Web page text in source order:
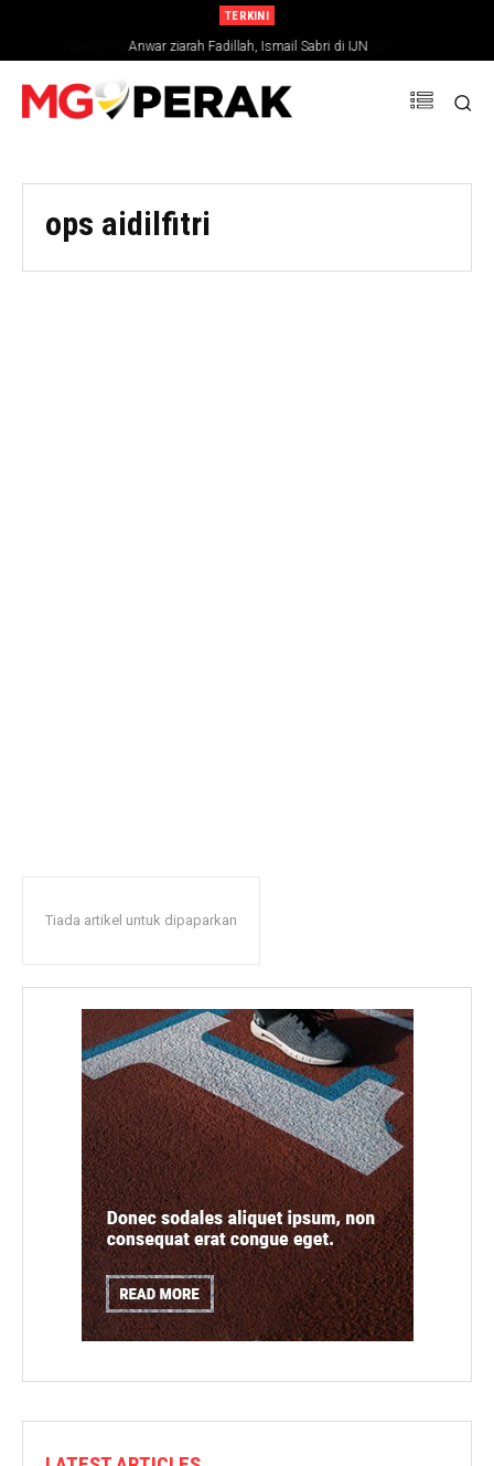
TERKINI
Wanita maut, kenderaan rempuh lori sedang mengundur
Anwar ziarah Fadillah, Ismail Sabri di IJN
ops aidilfitri
Tiada artikel untuk dipaparkan